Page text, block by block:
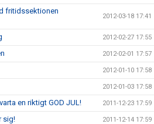
fritidssektionen
2012-03-18 17:41
2012-02-27 17:55
2012-02-01 17:57
2012-01-10 17:58
2012-01-03 17:58
en riktigt GOD JUL! 2011-12-23 17:59
sig! 2011-12-14 17:59